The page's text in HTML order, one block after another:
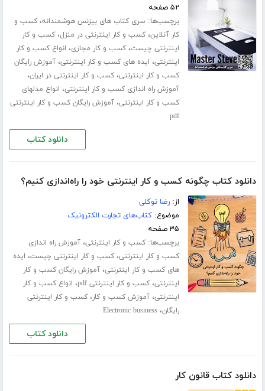
۵۲ صفحه
برچسب‌ها: سری کتاب های بیزنس هوشمندانه،کسب و
کار آنلاین،کسب و کار اینترنتی در منزل،کسب و کار
اینترنتی چیست،کسب و کار مجازی، انواع کسب و کار
اینترنتی، ایده های کسب و کار اینترنتی،آموزش رایگان
کسب و کار اینترنتی،کسب و کار اینترنتی در ایران،
آموزش راه اندازی کسب و کار اینترنتی، انواع مدلهای
کسب و کار اینترنتی،آموزش رایگان کسب و کار اینترنتی
pdf
دانلود کتاب
دانلود کتاب چگونه کسب و کار اینترنتی خود را راه‌اندازی کنیم؟
از:رضا توکلی
موضوع:کتاب‌های تجارت الکترونیک
۳۵ صفحه
برچسب‌ها:کسب و کار اینترنتی،آموزش راه اندازی
کسب و کار اینترنتی،کسب و کار اینترنتی چیست، ایده
های کسب و کار اینترنتی،آموزش رایگان کسب و کار
اینترنتی،کسب و کار اینترنتی pdf ، انواع کسب و کار
اینترنتی،آموزش کسب و کار،کسب و کار اینترنتی
رایگان،Electronic business
دانلود کتاب
دانلود کتاب قانون کار